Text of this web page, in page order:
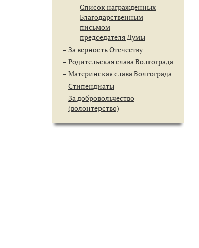
Список награжденных
Благодарственным
письмом
председателя Думы
За верность Отечеству
Родительская слава Волгограда
Материнская слава Волгограда
Стипендиаты
За добровольчество
(волонтерство)